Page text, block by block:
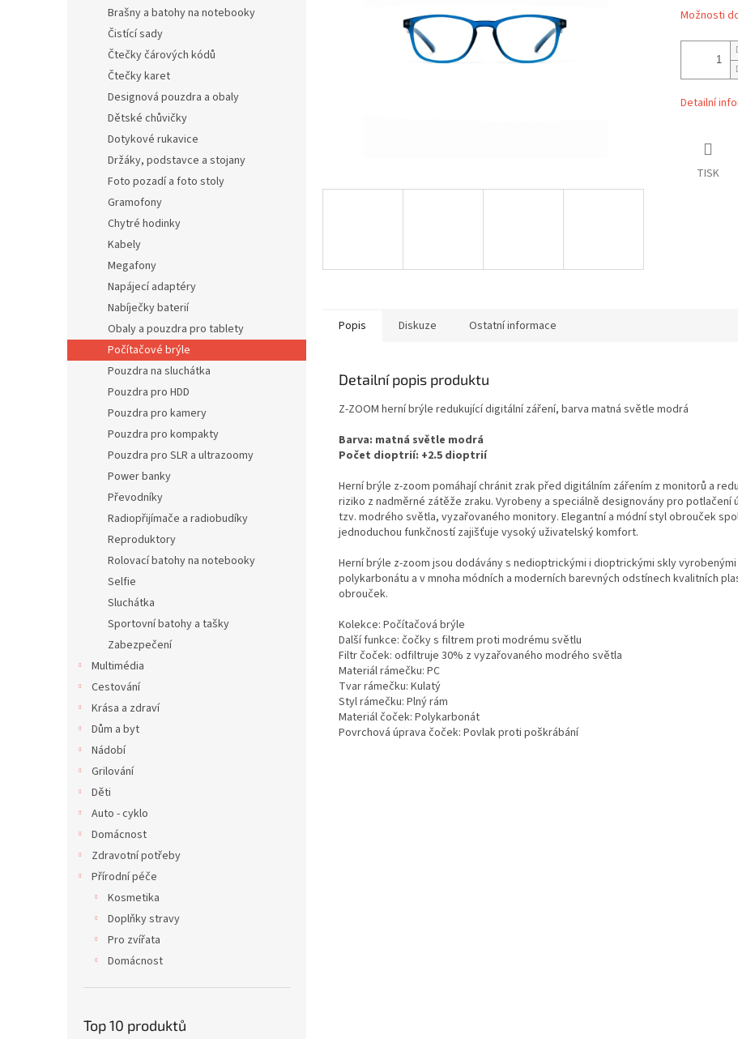
Brašny a batohy na notebooky
Čistící sady
Čtečky čárových kódů
Čtečky karet
Designová pouzdra a obaly
Dětské chůvičky
Dotykové rukavice
Držáky, podstavce a stojany
Foto pozadí a foto stoly
Gramofony
Chytré hodinky
Kabely
Megafony
Napájecí adaptéry
Nabíječky baterií
Obaly a pouzdra pro tablety
Počítačové brýle
Pouzdra na sluchátka
Pouzdra pro HDD
Pouzdra pro kamery
Pouzdra pro kompakty
Pouzdra pro SLR a ultrazoomy
Power banky
Převodníky
Radiopřijímače a radiobudíky
Reproduktory
Rolovací batohy na notebooky
Selfie
Sluchátka
Sportovní batohy a tašky
Zabezpečení
Multimédia
Cestování
Krása a zdraví
Dům a byt
Nádobí
Grilování
Děti
Auto - cyklo
Domácnost
Zdravotní potřeby
Přírodní péče
Kosmetika
Doplňky stravy
Pro zvířata
Domácnost
Top 10 produktů
Možnosti
Detailní
TISK
Popis Diskuze Ostatní informace
Detailní popis produktu
Z-ZOOM herní brýle redukující digitální záření, barva matná světle modrá
Barva: matná světle modrá
Počet dioptrií: +2.5 dioptrií
Herní brýle z-zoom pomáhají chránit zrak před digitálním zářením z monitorů a
riziko z nadměrné zátěže zraku. Vyrobeny a speciálně designovány pro potlačení
tzv. modrého světla, vyzařovaného monitory. Elegantní a módní styl obrouček
jednoduchou funkčností zajišťuje vysoký uživatelský komfort.
Herní brýle z-zoom jsou dodávány s nedioptrickými i dioptrickými skly vyrobenými
polykarbonátu a v mnoha módních a moderních barevných odstínech kvalitních
obrouček.
Kolekce: Počítačová brýle
Další funkce: čočky s filtrem proti modrému světlu
Filtr čoček: odfiltruje 30% z vyzařovaného modrého světla
Materiál rámečku: PC
Tvar rámečku: Kulatý
Styl rámečku: Plný rám
Materiál čoček: Polykarbonát
Povrchová úprava čoček: Povlak proti poškrábání